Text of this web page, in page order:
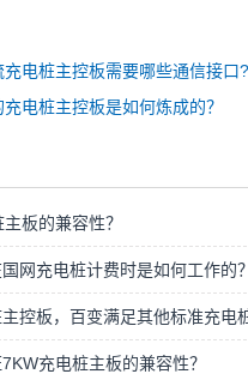
充电桩主控板需要哪些通信接口?
电桩主控板是如何炼成的？
板的兼容性？
网充电桩计费时是如何工作的？
控板，百变满足其他标准充电
充电桩主板的兼容性？